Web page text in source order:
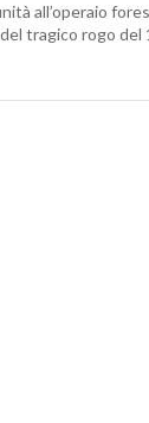
all’operaio
tragico rogo del